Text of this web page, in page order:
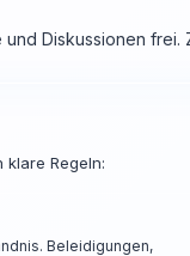
Diskussionen frei.
klare Regeln:
Beleidigungen,